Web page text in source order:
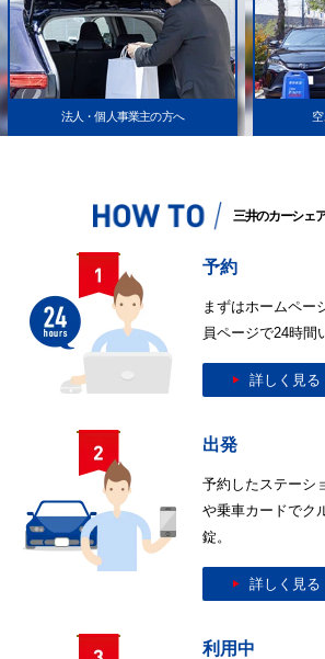
法人・個人事業主の方へ
三井のカーシェ
予約
まずはホームペー
員ページで24時間
詳しく見る
出発
予約したステーシ
や乗車カードでク
錠。
詳しく見る
利用中